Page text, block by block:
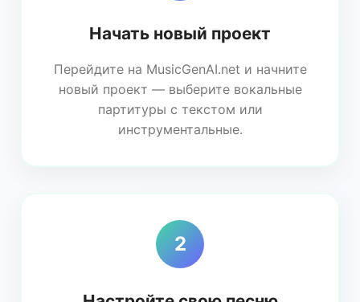
Начать новый проект
Перейдите на MusicGenAI.net и начните
новый проект — выберите вокальные
партитуры с текстом или
инструментальные.
2